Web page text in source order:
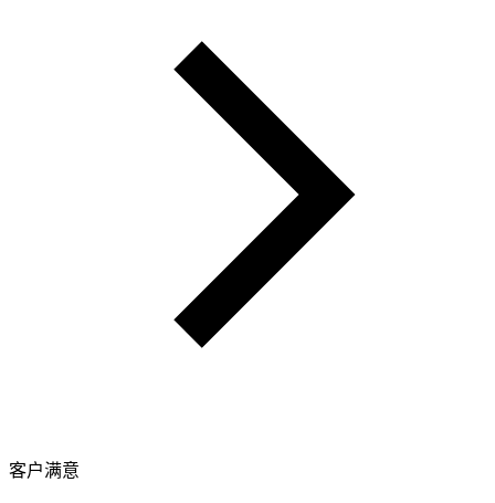
客户满意